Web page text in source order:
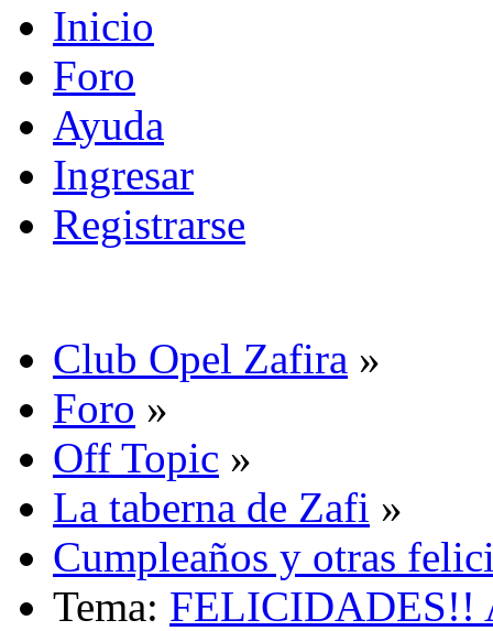
Inicio
Foro
Ayuda
Ingresar
Registrarse
Club Opel Zafira »
Foro »
Off Topic »
La taberna de Zafi »
Cumpleaños y otras
Tema: FELICIDADES!!